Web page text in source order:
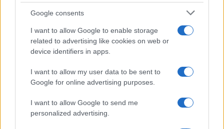
Google consents
I want to allow Google to enable storage
related to advertising like cookies on web or
device identifiers in apps.
I want to allow my user data to be sent to
Google for online advertising purposes.
I want to allow Google to send me
personalized advertising.
Reply
Σήμερα, το TB-3, αύριο το UAV Kızılelma, το μαχητικό
Αυτά θα είναι στη σειρά. Τι θα γίνει, λοιπόν, για την υπεράσπιση
της Κρήτης; Η Ανατολική Μεσόγειος θα γίνει μια τουρκική λίμνη.